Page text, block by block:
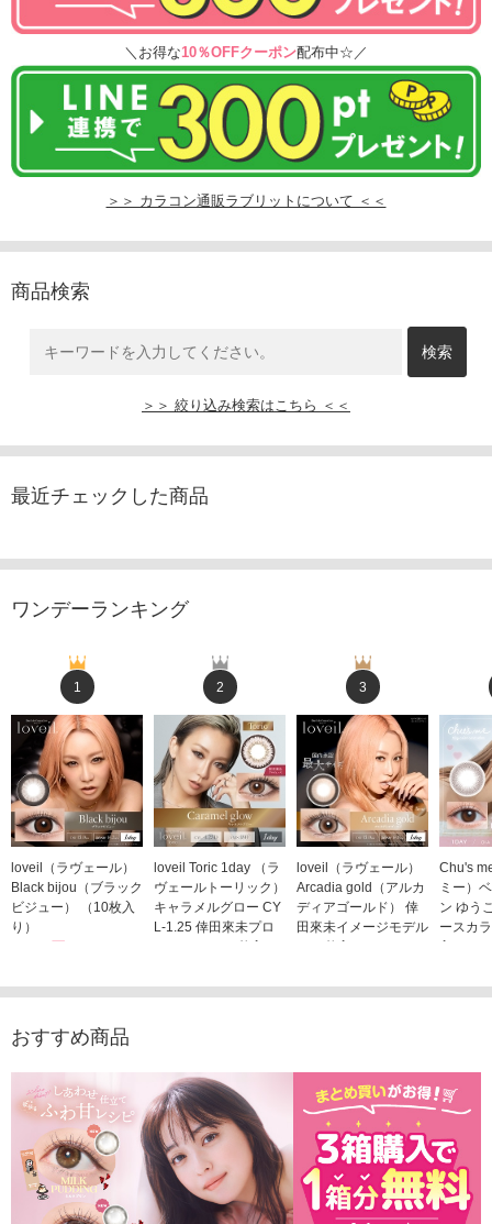
＼お得な10％OFFクーポン配布中☆／
＞＞ カラコン通販ラブリットについて ＜＜
商品検索
＞＞ 絞り込み検索はこちら ＜＜
最近チェックした商品
ワンデーランキング
1
loveil（ラヴェール）
Black bijou（ブラック
ビジュー） （10枚入
り）
2
loveil Toric 1day （ラ
ヴェールトーリック）
キャラメルグロー CY
L-1.25 倖田來未プロ
1,760円(税込)
3
loveil（ラヴェール）
Arcadia gold（アルカ
ディアゴールド） 倖
田來未イメージモデル
Chu's
ミー）
ン ゆう
ースカ
おすすめ商品